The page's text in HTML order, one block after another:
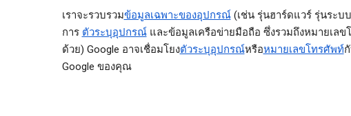
เราจะรวบรวมข้อมูลเฉพาะของอุปกรณ์(เช่น รุ่นฮาร์ดแวร์ รุ่นระบ
การ ตัวระบุอุปกรณ์และข้อมูลเครือข่ายมือถือ ซึ่งรวมถึงหมายเลข
ด้วย) Google อาจเชื่อมโยงตัวระบุอุปกรณ์หรือหมายเลขโทรศัพท์
Google ของคุณ